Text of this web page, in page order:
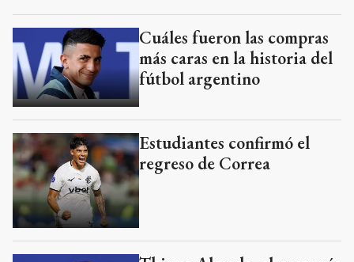
Cuáles fueron las compras
más caras en la historia del
fútbol argentino
Estudiantes confirmó el
regreso de Correa